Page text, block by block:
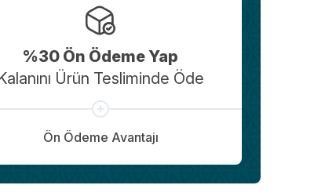
%30 Ön Ödeme Yap
Kalanını Ürün Tesliminde Öde
Ön Ödeme Avantajı